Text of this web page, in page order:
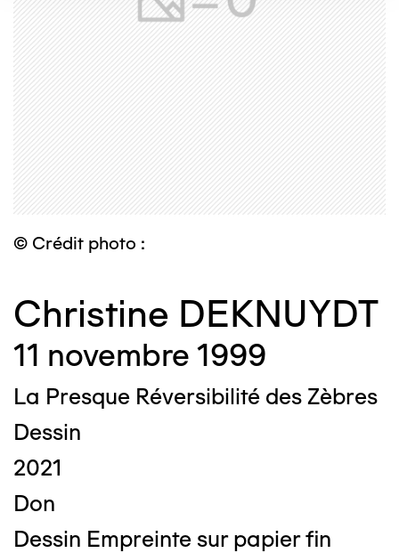
© Crédit photo :
Christine DEKNUYDT
11 novembre 1999
La Presque Réversibilité des Zèbres
Dessin
2021
Don
Dessin Empreinte sur papier fin